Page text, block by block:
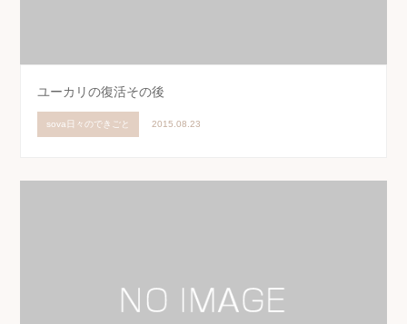
ユーカリの復活その後
sova日々のできごと 2015.08.23